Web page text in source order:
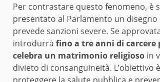
Per contrastare questo fenomeno, è
presentato al Parlamento un disegno
prevede sanzioni severe. Se
introdurrà fino a tre anni di carcere
celebra un matrimonio religioso in
divieto di consanguineità. L’obiettivo